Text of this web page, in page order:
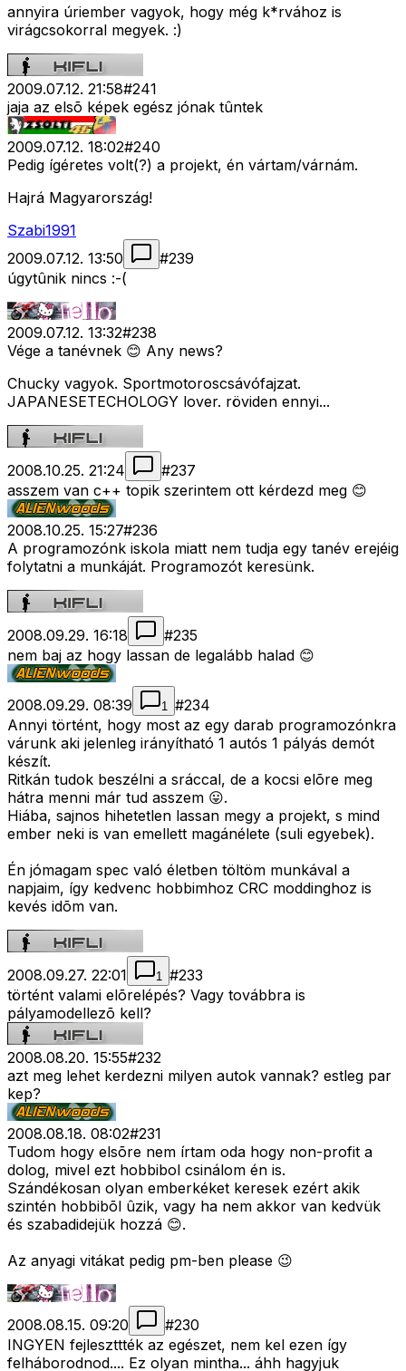
annyira úriember vagyok, hogy még k*rvához is
virágcsokorral megyek. :)
2009.07.12. 21:58#241
jaja az elsõ képek egész jónak tûntek
2009.07.12. 18:02#240
Pedig ígéretes volt(?) a projekt, én vártam/várnám.
Hajrá Magyarország!
Szabi1991
2009.07.12. 13:50
#239
úgytûnik nincs :-(
2009.07.12. 13:32#238
Vége a tanévnek 😊 Any news?
Chucky vagyok. Sportmotoroscsávófajzat.
JAPANESETECHOLOGY lover. röviden ennyi...
2008.10.25. 21:24 #237
asszem van c++ topik szerintem ott kérdezd meg 😊
2008.10.25. 15:27#236
A programozónk iskola miatt nem tudja egy tanév erejéig
folytatni a munkáját. Programozót keresünk.
2008.09.29. 16:18 #235
nem baj az hogy lassan de legalább halad 😊
2008.09.29. 08:39 1 #234
Annyi történt, hogy most az egy darab programozónkra
várunk aki jelenleg irányítható 1 autós 1 pályás demót
készít.
Ritkán tudok beszélni a sráccal, de a kocsi elõre meg
hátra menni már tud asszem 😛.
Hiába, sajnos hihetetlen lassan megy a projekt, s mind
ember neki is van emellett magánélete (suli egyebek).
Én jómagam spec való életben töltöm munkával a
napjaim, így kedvenc hobbimhoz CRC moddinghoz is
kevés idõm van.
2008.09.27. 22:01 1 #233
történt valami elõrelépés? Vagy továbbra is
pályamodellezõ kell?
2008.08.20. 15:55#232
azt meg lehet kerdezni milyen autok vannak? estleg par
kep?
2008.08.18. 08:02#231
Tudom hogy elsõre nem írtam oda hogy non-profit a
dolog, mivel ezt hobbibol csinálom én is.
Szándékosan olyan emberkéket keresek ezért akik
szintén hobbibõl ûzik, vagy ha nem akkor van kedvük
és szabadidejük hozzá 😊.
Az anyagi vitákat pedig pm-ben please 😉
2008.08.15. 09:20 #230
INGYEN fejleszttték az egészet, nem kel ezen így
felháborodnod.... Ez olyan mintha... áhh hagyjuk